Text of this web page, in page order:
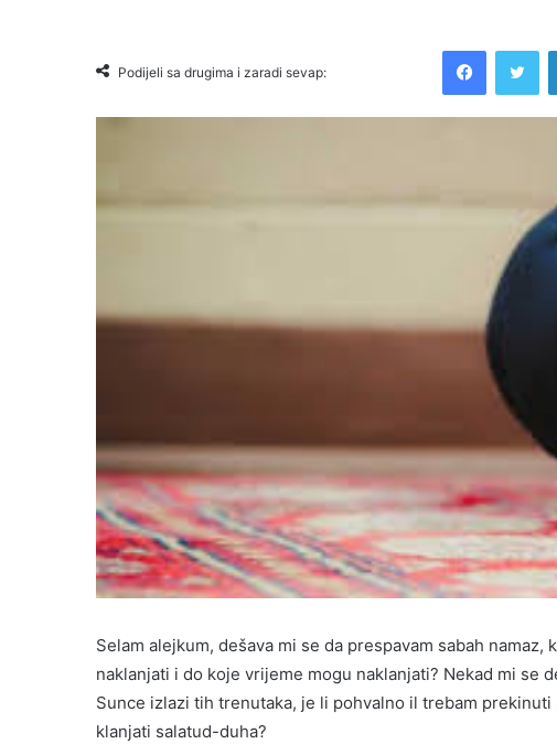
Podijeli sa drugima i zaradi sevap:
Selam alejkum, dešava mi se da prespavam sabah
naklanjati i do koje vrijeme mogu naklanjati? Nekad mi se
Sunce izlazi tih trenutaka, je li pohvalno il trebam
klanjati salatud-duha?